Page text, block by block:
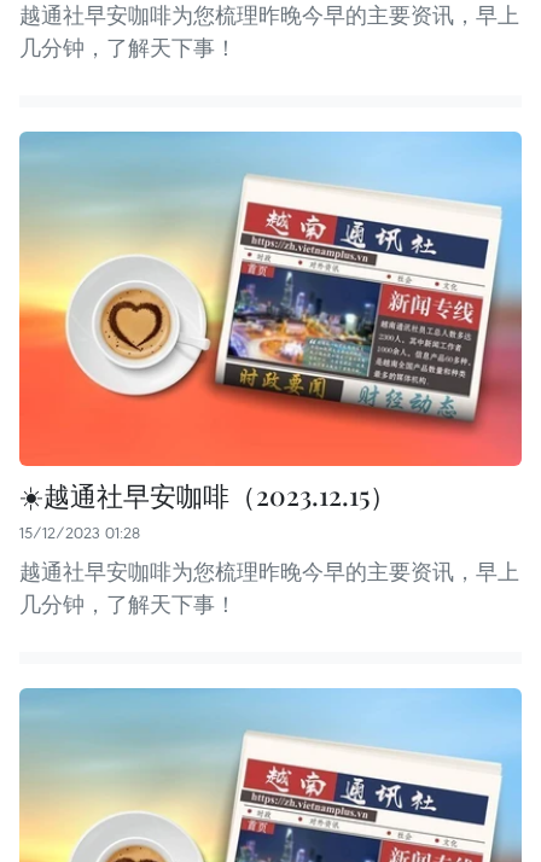
越通社早安咖啡为您梳理昨晚今早的主要资讯，早上
几分钟，了解天下事！
☀️越通社早安咖啡（2023.12.15）
15/12/2023 01:28
越通社早安咖啡为您梳理昨晚今早的主要资讯，早上
几分钟，了解天下事！